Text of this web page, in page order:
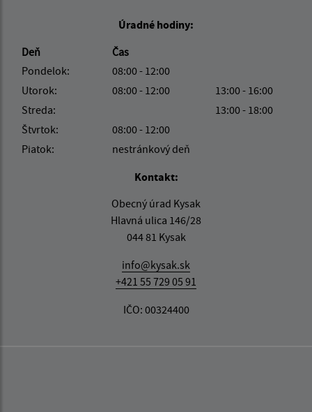
Úradné hodiny:
Deň
Čas
Pondelok:
08:00 - 12:00
Utorok:
08:00 - 12:00
13:00 - 16:00
Streda:
13:00 - 18:00
Štvrtok:
08:00 - 12:00
Piatok:
nestránkový deň
Kontakt:
Obecný úrad Kysak
Hlavná ulica 146/28
044 81 Kysak
info@kysak.sk
+421 55 729 05 91
IČO: 00324400